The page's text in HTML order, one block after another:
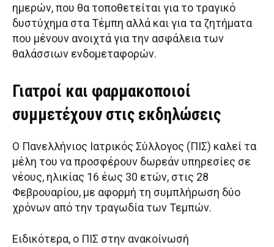
ημερών, που θα τοποθετείται για το τραγικό
δυστύχημα στα Τέμπη αλλά και για τα ζητήματα
που μένουν ανοιχτά για την ασφάλεια των
θαλάσσιων ενδομεταφορών.
Γιατροί και φαρμακοποιοί
συμμετέχουν στις εκδηλώσεις
Ο Πανελλήνιος Ιατρικός Σύλλογος (ΠΙΣ) καλεί τα
μέλη του να προσφέρουν δωρεάν υπηρεσίες σε
νέους, ηλικίας 16 έως 30 ετών, στις 28
Φεβρουαρίου, με αφορμή τη συμπλήρωση δύο
χρόνων από την τραγωδία των Τεμπών.
Ειδικότερα, ο ΠΙΣ στην ανακοίνωσή